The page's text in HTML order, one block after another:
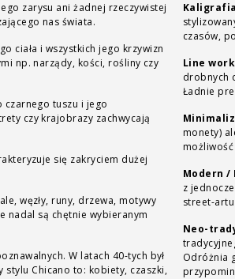
zarysu ani żadnej rzeczywistej
nas świata.
ciała i wszystkich jego krzywizn
np. narządy, kości, rośliny czy
czarnego tuszu i jego
czy krajobrazy zachwycają
się zakryciem dużej
węzły, runy, drzewa, motywy
nadal są chętnie wybieranym
W latach 40-tych był
Chicano to: kobiety, czaszki,
czasów,
Line
drobnych
Ładnie
monety) ale
Modern /
z
street-
Neo-
Odróżnia